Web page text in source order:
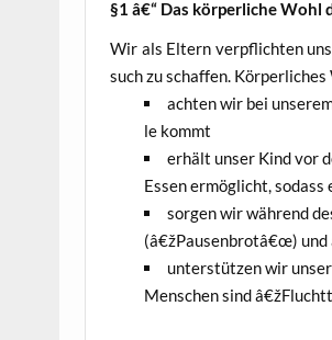
§1 â€“ Das kör­per­li­che Wohl
Wir als Eltern ver­pflich­ten
such zu schaf­fen.
ach­ten wir bei
le kommt
erhält unser Kind vor
Essen ermög­licht,
sor­gen wir wäh­rend
(â€žPausenbrotâ€œ)
unter­stüt­zen wir
Men­schen sind